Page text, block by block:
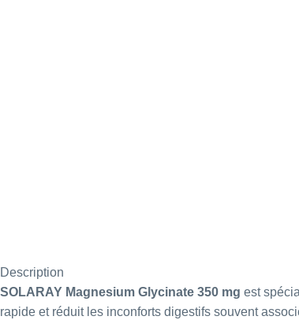
Description
SOLARAY Magnesium Glycinate 350 mg est
rapide et réduit les inconforts digestifs souvent